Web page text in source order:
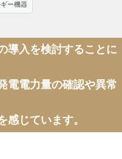
ー機器
導入を検討することに
電電力量の確認や異常
感じています。